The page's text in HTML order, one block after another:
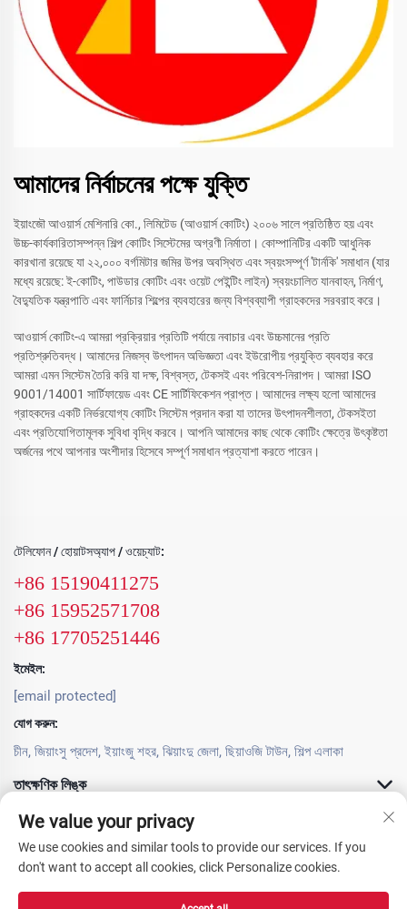
আমাদের নির্বাচনের পক্ষে যুক্তি
ইয়াংজৌ আওয়ার্স মেশিনারি কো., লিমিটেড (আওয়ার্স কোটিং) ২০০৬ সালে প্রতিষ্ঠিত হয় এবং
উচ্চ-কার্যকারিতাসম্পন্ন শিল্প কোটিং সিস্টেমের অগ্রণী নির্মাতা। কোম্পানিটির একটি আধুনিক
কারখানা রয়েছে যা ২২,০০০ বর্গমিটার জমির উপর অবস্থিত এবং স্বয়ংসম্পূর্ণ 'টার্নকি' সমাধান (যার
মধ্যে রয়েছে: ই-কোটিং, পাউডার কোটিং এবং ওয়েট পেইন্টিং লাইন) স্বয়ংচালিত যানবাহন, নির্মাণ,
বৈদ্যুতিক যন্ত্রপাতি এবং ফার্নিচার শিল্পের ব্যবহারের জন্য বিশ্বব্যাপী গ্রাহকদের সরবরাহ করে।
আওয়ার্স কোটিং-এ আমরা প্রক্রিয়ার প্রতিটি পর্যায়ে নবাচার এবং উচ্চমানের প্রতি
প্রতিশ্রুতিবদ্ধ। আমাদের নিজস্ব উৎপাদন অভিজ্ঞতা এবং ইউরোপীয় প্রযুক্তি ব্যবহার করে
আমরা এমন সিস্টেম তৈরি করি যা দক্ষ, বিশ্বস্ত, টেকসই এবং পরিবেশ-নিরাপদ। আমরা ISO
9001/14001 সার্টিফায়েড এবং CE সার্টিফিকেশন প্রাপ্ত। আমাদের লক্ষ্য হলো আমাদের
গ্রাহকদের একটি নির্ভরযোগ্য কোটিং সিস্টেম প্রদান করা যা তাদের উৎপাদনশীলতা, টেকসইতা
এবং প্রতিযোগিতামূলক সুবিধা বৃদ্ধি করবে। আপনি আমাদের কাছ থেকে কোটিং ক্ষেত্রে উৎকৃষ্টতা
অর্জনের পথে আপনার অংশীদার হিসেবে সম্পূর্ণ সমাধান প্রত্যাশা করতে পারেন।
টেলিফোন / হোয়াটসঅ্যাপ / ওয়েচ্যাট:
+86 15190411275
+86 15952571708
+86 17705251446
ইমেইল:
[email protected]
যোগ করুন:
চীন, জিয়াংসু প্রদেশ, ইয়াংজু শহর, ঝিয়াংদু জেলা, ছিয়াওজি টাউন, শিল্প এলাকা
তাৎক্ষণিক লিঙ্ক
পণ্য সামগ্রী
We value your privacy
We use cookies and similar tools to provide our services. If you
don't want to accept all cookies, click Personalize cookies.